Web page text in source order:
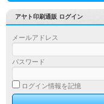
アヤト印刷通販 ログイン
メールアドレス
パスワード
ログイン情報を記憶